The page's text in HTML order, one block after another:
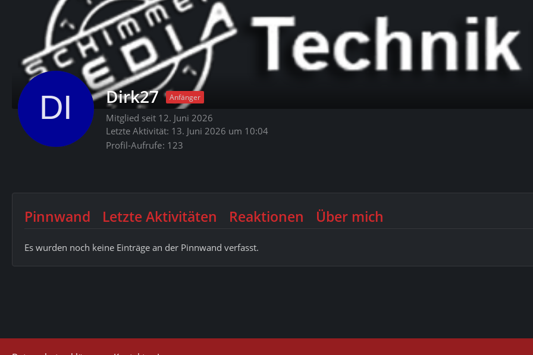
Dirk27 Anfänger
Mitglied seit 12. Juni 2026
Letzte Aktivität: 13. Juni 2026 um 10:04
Profil-Aufrufe 123
Pinnwand Letzte Aktivitäten Reaktionen Über mich
Es wurden noch keine Einträge an der Pinnwand verfasst.